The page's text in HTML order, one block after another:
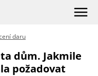
daru
dům. Jakmile
požadovat